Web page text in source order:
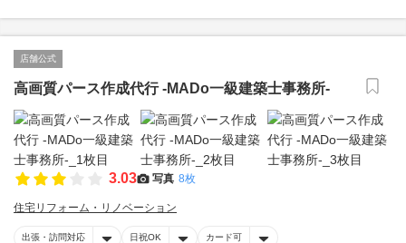
店舗公式
高画質パース作成代行 -MADo一級建築士事務所-
3.03 写真 8枚
住宅リフォーム・リノベーション
出張・訪問対応 日祝OK カード可